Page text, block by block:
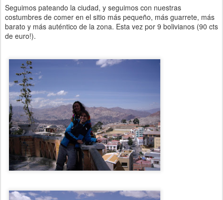
Seguimos pateando la ciudad, y seguimos con nuestras
costumbres de comer en el sitio más pequeño, más guarrete, más
barato y más auténtico de la zona. Esta vez por 9 bolivianos (90 cts
de euro!).